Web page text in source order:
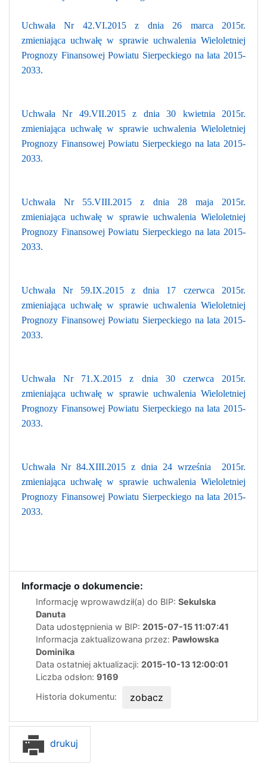
Uchwała Nr 42.VI.2015 z dnia 26 marca 2015r.
zmieniająca uchwałę w sprawie uchwalenia Wieloletniej
Prognozy Finansowej Powiatu Sierpeckiego na lata 2015-
2033.
Uchwała Nr 49.VII.2015 z dnia 30 kwietnia 2015r.
zmieniająca uchwałę w sprawie uchwalenia Wieloletniej
Prognozy Finansowej Powiatu Sierpeckiego na lata 2015-
2033.
Uchwała Nr 55.VIII.2015 z dnia 28 maja 2015r.
zmieniająca uchwałę w sprawie uchwalenia Wieloletniej
Prognozy Finansowej Powiatu Sierpeckiego na lata 2015-
2033.
Uchwała Nr 59.IX.2015 z dnia 17 czerwca 2015r.
zmieniająca uchwałę w sprawie uchwalenia Wieloletniej
Prognozy Finansowej Powiatu Sierpeckiego na lata 2015-
2033.
Uchwała Nr 71.X.2015 z dnia 30 czerwca 2015r.
zmieniająca uchwałę w sprawie uchwalenia Wieloletniej
Prognozy Finansowej Powiatu Sierpeckiego na lata 2015-
2033.
Uchwała Nr 84.XIII.2015 z dnia 24 września 2015r.
zmieniająca uchwałę w sprawie uchwalenia Wieloletniej
Prognozy Finansowej Powiatu Sierpeckiego na lata 2015-
2033.
Informacje o dokumencie:
Informację wprowawdził(a) do BIP: Sekulska
Danuta
Data udostępnienia w BIP: 2015-07-15 11:07:41
Informacja zaktualizowana przez: Pawłowska
Dominika
Data ostatniej aktualizacji: 2015-10-13 12:00:01
Liczba odsłon: 9169
Historia dokumentu:
zobacz
drukuj